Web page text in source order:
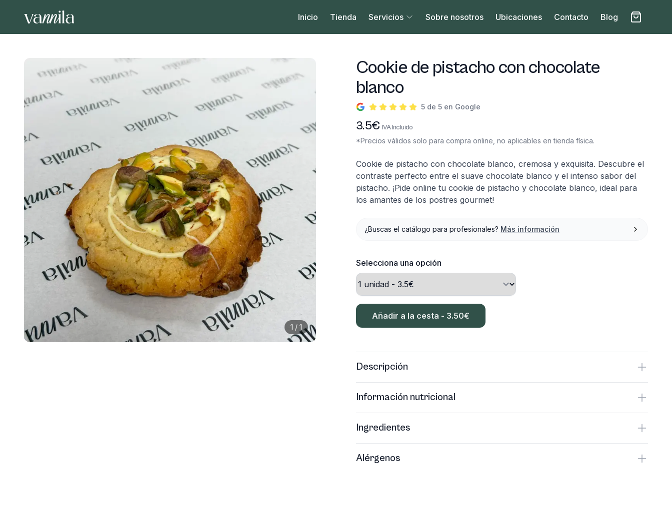
Inicio Tienda Servicios Sobre nosotros Ubicaciones Contacto Blog
1 / 1
Cookie de pistacho con chocolate
blanco
5 de 5 en Google
Información del producto
3.5€IVA Incluido
*Precios válidos solo para compra online, no aplicables en tienda física.
Descripción
Cookie de pistacho con chocolate blanco, cremosa y exquisita. Descubre el
contraste perfecto entre el suave chocolate blanco y el intenso sabor del
pistacho. ¡Pide online tu cookie de pistacho y chocolate blanco, ideal para
los amantes de los postres gourmet!
¿Buscas el catálogo para profesionales? Más información
Selecciona una opción
Añadir a la cesta - 3.50€
Descripción
Información nutricional
Ingredientes
Alérgenos